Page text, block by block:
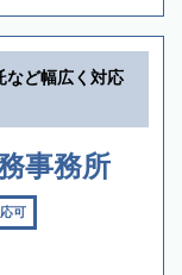
など幅広く対応
事務所
可